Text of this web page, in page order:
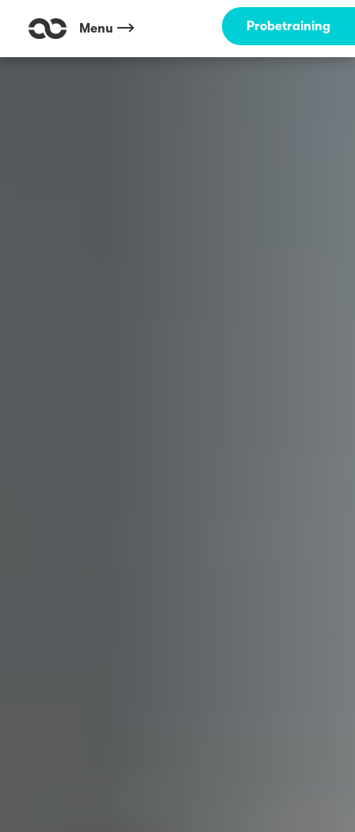
Menu Probetraining
Outdoor Fitness direkt um die Ecke: Südpark Fussballplatz Münster ☀️